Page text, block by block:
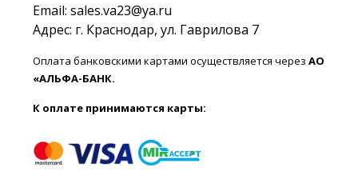
Email: sales.va23@ya.ru
Адрес: г. Краснодар, ул. Гаврилова 7
Оплата банковскими картами осуществляется черезАО
«АЛЬФА-БАНК.
К оплате принимаются карты: